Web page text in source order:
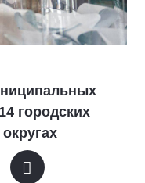
городских